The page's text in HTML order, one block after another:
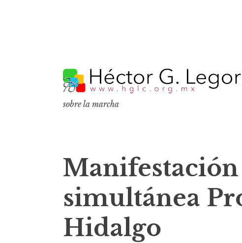
k
i
p
o
n
e
sobre la marcha
simultánea
Hidalgo